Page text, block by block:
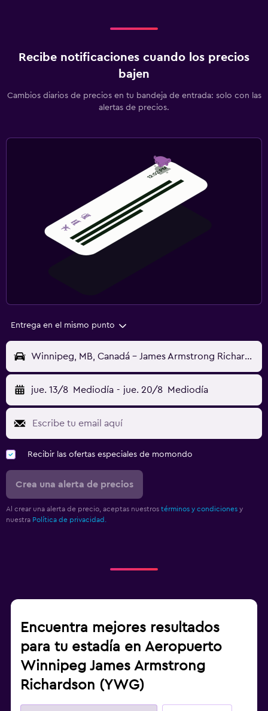
Recibe notificaciones cuando los precios
bajen
Cambios diarios de precios en tu bandeja de entrada: solo con las
alertas de precios.
Entrega en el mismo punto
Winnipeg, MB, Canadá - James Armstrong Richardson (YWG)
jue. 13/8 Mediodía - jue. 20/8 Mediodía
Recibir las ofertas especiales de momondo
Crea una alerta de precios
Al crear una alerta de precio, aceptas nuestros términos y condiciones y
nuestra Política de privacidad.
Encuentra mejores resultados
para tu estadía en Aeropuerto
Winnipeg James Armstrong
Richardson (YWG)